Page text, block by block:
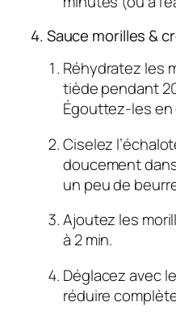
4. Sauce morilles &
Réhydratez les
tiède pendant
Égouttez-les en
Ciselez
doucement
un peu de
Ajoutez les
à 2 min.
Déglacez avec
réduire